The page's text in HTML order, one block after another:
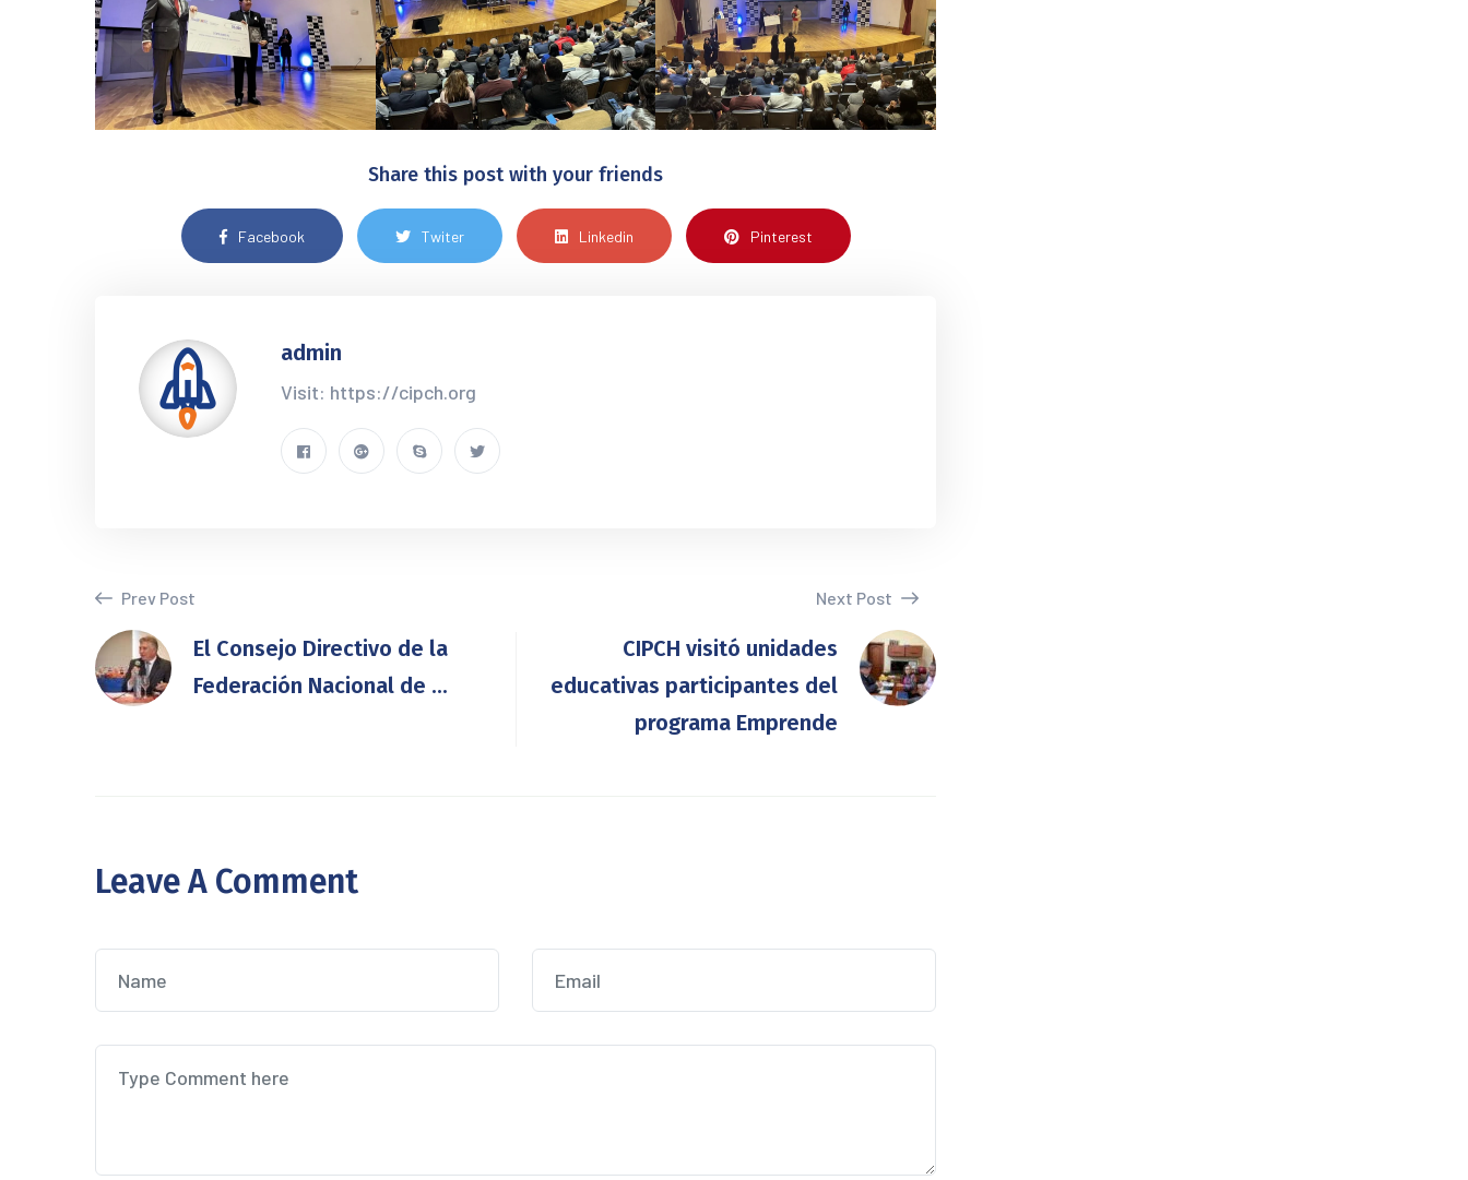
Share this post with your friends
Facebook Twiter Linkedin Pinterest
admin
Visit: https://cipch.org
Prev Post
El Consejo Directivo de la
Federación Nacional de ...
Next Post
CIPCH visitó unidades
educativas participantes del
programa Emprende
Leave A Comment